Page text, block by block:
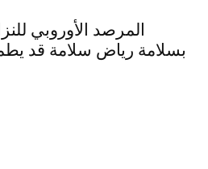
المرصد الأوروبي
بسلامة رياض سلامة قد